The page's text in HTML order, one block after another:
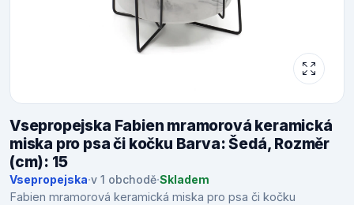
Vsepropejska Fabien mramorová keramická
miska pro psa či kočku Barva: Šedá, Rozměr
(cm): 15
Vsepropejska·v 1 obchodě·Skladem
Fabien mramorová keramická miska pro psa či kočku